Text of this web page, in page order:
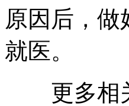
原因后，
就医。
更多相关